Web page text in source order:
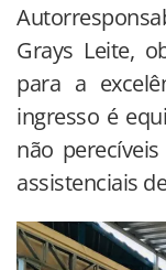
Grays Leite,
para a
ingresso é
não
assistenciais